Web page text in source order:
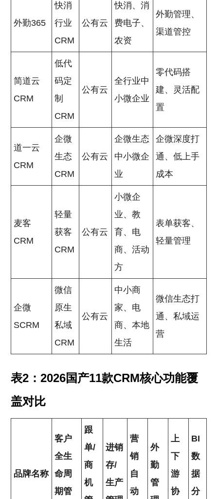
外勤365
快消
行业
CRM
公有云
快消、消
费电子、
农资
外勤管理、
渠道管控
简道云
CRM
低代
码定
制
CRM
公有云
全行业中
小微企业
零代码搭
建、灵活配
置
道一云
CRM
企微
生态
CRM
公有云
企微生态
中小微企
业
企微深度打
通、低上手
成本
麦客
CRM
轻量
获客
CRM
公有云
小微企
业、教
育、电
商、活动
方
表单获客、
轻量管理
企微
SCRM
微信
原生
私域
CRM
公有云
中小商
家、电
商、本地
生活
微信生态打
通、私域运
营
表2：2026国产11款CRM核心功能覆
盖对比
品牌名称
客户
全生
命周
期管
跟
单/
商
机
进销
存/
生产
营
销
自
动
外
勤
管
上
下
游
协
BI
数
据
分